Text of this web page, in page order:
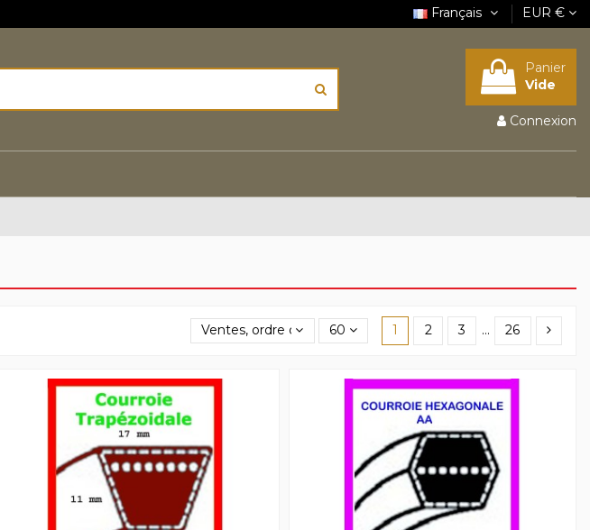
Français EUR €
Panier
Vide
Connexion
Ventes, ordre décroissant
60 1 2 3 … 26